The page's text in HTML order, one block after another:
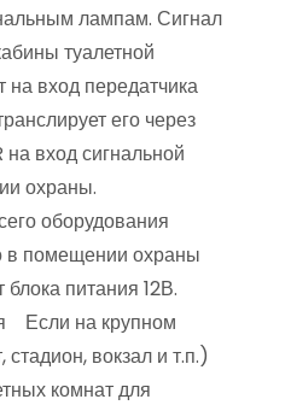
лампам. Сигнал
туалетной
на вход передатчика
его через
вход сигнальной
охраны.
оборудования
в помещении охраны
питания 12В.
Если на крупном
вокзал и т.п.)
комнат для